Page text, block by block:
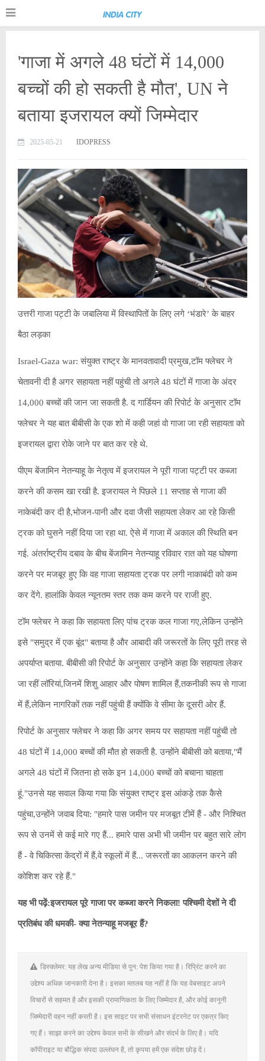
'गाजा में अगले 48 घंटों में 14,000
बच्चों की हो सकती है मौत', UN ने
बताया इजरायल क्यों जिम्मेदार
2025-05-21 IDOPRESS
उत्तरी गाजा पट्टी के जबालिया में विस्थापितों के लिए लगे ‘भंडारे’ के बाहर
बैठा लड़का
Israel-Gaza war: संयुक्त राष्ट्र के मानवतावादी प्रमुख,टॉम फ्लेचर ने
चेतावनी दी है अगर सहायता नहीं पहुंची तो अगले 48 घंटों में गाजा के अंदर
14,000 बच्चों की जान जा सकती है. द गार्डियन की रिपोर्ट के अनुसार टॉम
फ्लेचर ने यह बात बीबीसी के एक शो में कही जहां वो गाजा जा रही सहायता को
इजरायल द्वारा रोके जाने पर बात कर रहे थे.
पीएम बेंजामिन नेतन्याहू के नेतृत्व में इजरायल ने पूरी गाजा पट्टी पर कब्जा
करने की कसम खा रखी है. इजरायल ने पिछले 11 सप्ताह से गाजा की
नाकेबंदी कर दी है,भोजन-पानी और दवा जैसी सहायता लेकर आ रहे किसी
ट्रक को घुसने नहीं दिया जा रहा था. ऐसे में गाजा में अकाल की स्थिति बन
गई. अंतर्राष्ट्रीय दबाव के बीच बेंजामिन नेतन्याहू रविवार रात को यह घोषणा
करने पर मजबूर हुए कि वह गाजा सहायता ट्रक पर लगी नाकाबंदी को कम
कर देंगे. हालांकि केवल न्यूनतम स्तर तक कम करने पर राजी हुए.
टॉम फ्लेचर ने कहा कि सहायता लिए पांच ट्रक कल गाजा गए,लेकिन उन्होंने
इसे "समुद्र में एक बूंद" बताया है और आबादी की जरूरतों के लिए पूरी तरह से
अपर्याप्त बताया. बीबीसी की रिपोर्ट के अनुसार उन्होंने कहा कि सहायता लेकर
जा रहीं लॉरियां,जिनमें शिशु आहार और पोषण शामिल हैं,तकनीकी रूप से गाजा
में हैं,लेकिन नागरिकों तक नहीं पहुंची हैं क्योंकि वे सीमा के दूसरी ओर हैं.
रिपोर्ट के अनुसार फ्लेचर ने कहा कि अगर समय पर सहायता नहीं पहुंची तो
48 घंटों में 14,000 बच्चों की मौत हो सकती है. उन्होंने बीबीसी को बताया,"मैं
अगले 48 घंटों में जितना हो सके इन 14,000 बच्चों को बचाना चाहता
हूं."उनसे यह सवाल किया गया कि संयुक्त राष्ट्र इस आंकड़े तक कैसे
पहुंचा,उन्होंने जवाब दिया: "हमारे पास जमीन पर मजबूत टीमें हैं - और निश्चित
रूप से उनमें से कई मारे गए हैं... हमारे पास अभी भी जमीन पर बहुत सारे लोग
हैं - वे चिकित्सा केंद्रों में हैं,वे स्कूलों में हैं... जरूरतों का आकलन करने की
कोशिश कर रहे हैं."
यह भी पढ़ें:इजरायल पूरे गाजा पर कब्जा करने निकला! पश्चिमी देशों ने दी
प्रतिबंध की धमकी- क्या नेतन्याहू मजबूर हैं?
डिस्क्लेमर: यह लेख अन्य मीडिया से पुन: पेश किया गया है। रिप्रिंट करने का
उद्देश्य अधिक जानकारी देना है। इसका मतलब यह नहीं है कि यह वेबसाइट अपने
विचारों से सहमत है और इसकी प्रामाणिकता के लिए जिम्मेदार है, और कोई कानूनी
जिम्मेदारी वहन नहीं करती है। इस साइट पर सभी संसाधन इंटरनेट पर एकत्र किए
गए हैं। साझा करने का उद्देश्य केवल सभी के सीखने और संदर्भ के लिए है। यदि
कॉपीराइट या बौद्धिक संपदा उल्लंघन है, तो कृपया हमें एक संदेश छोड़ दें।